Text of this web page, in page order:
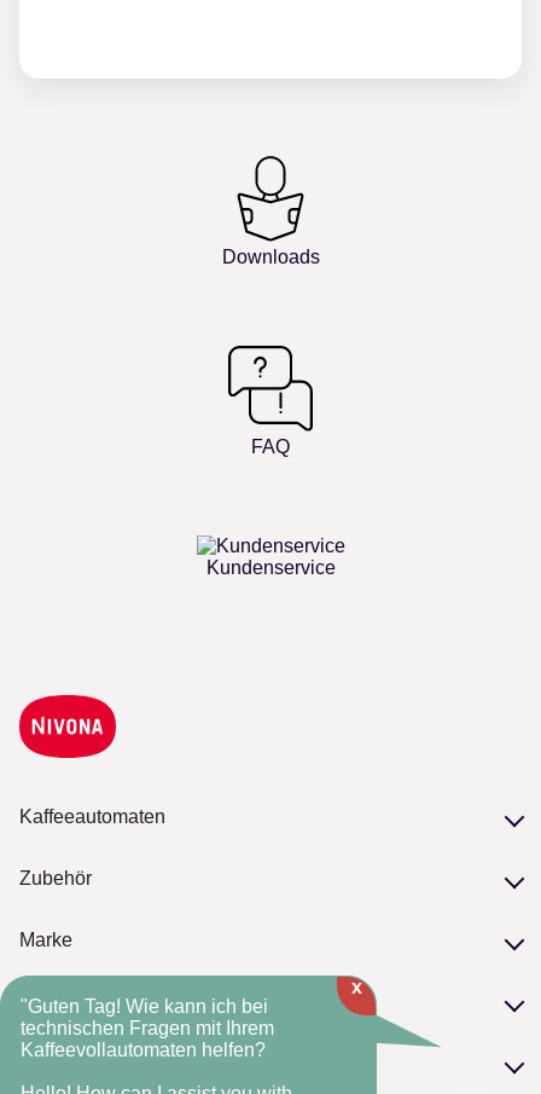
Downloads
FAQ
Kundenservice
Kaffeeautomaten
Unsere Serien
Zubehör
Marke
NIVONA-Standards
Die NIVONA-Historie
Fachhandelsmarke
Service
Serviceversprechen
Kontakt
FAQ
"Guten Tag! Wie kann ich bei
technischen Fragen mit Ihrem
Kaffeevollautomaten helfen?
x